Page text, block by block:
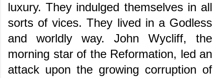
luxury. They indulged themselves in all
sorts of vices. They lived in a Godless
and worldly way. John Wycliff, the
morning star of the Reformation, led an
attack upon the growing corruption of